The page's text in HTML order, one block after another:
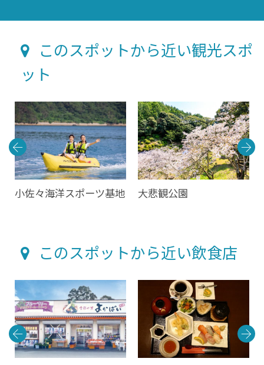
このスポットから近い観光スポ
ット
小佐々海洋スポーツ基地 大悲観公園
このスポットから近い飲食店